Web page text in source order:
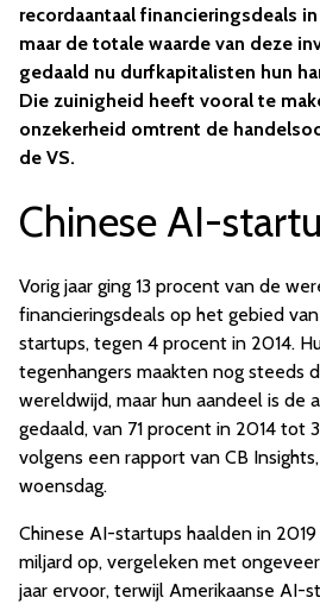
recordaantaal financieringsdeals
maar de totale waarde van deze
gedaald nu durfkapitalisten hun
Die zuinigheid heeft vooral te
onzekerheid omtrent de
de VS.
Chinese AI-
Vorig jaar ging 13 procent van de
financieringsdeals op het gebied
startups, tegen 4 procent in 2014.
tegenhangers maakten nog steeds
wereldwijd, maar hun aandeel is de
gedaald, van 71 procent in 2014 tot
volgens een rapport van CB
woensdag.
Chinese AI-startups haalden in
miljard op, vergeleken met
jaar ervoor, terwijl Amerikaanse AI-